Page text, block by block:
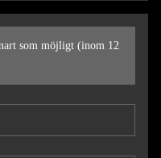
som möjligt (inom 12